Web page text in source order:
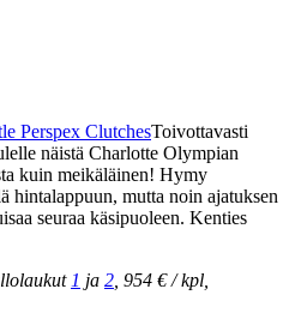
Toivottavasti
näistä Charlotte Olympian
kuin meikäläinen! Hymy
hintalappuun, mutta noin ajatuksen
seuraa käsipuoleen. Kenties
1 ja 2 , 954 € / kpl,